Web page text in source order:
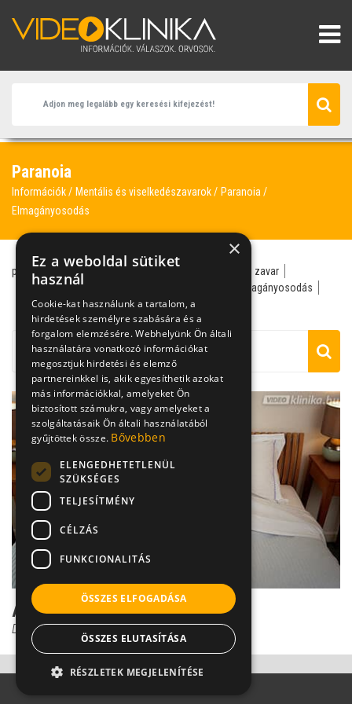
Paranoia
Információk Mentális és viselkedészavarok
Paranoia
Elmagányosodás
paranoia pszichiáter
téveszmés zavar
téveszme
téveszmék
elmagányosodás
frusztráció
A téveszmék magányos rabjai
Dr. Ormay István
×
Ez a weboldal sütiket
használ
Cookie-kat használunk a tartalom, a
hirdetések személyre szabására és a
forgalom elemzésére. Webhelyünk Ön általi
használatára vonatkozó információkat
megosztjuk hirdetési és elemző
partnereinkkel is, akik egyesíthetik azokat
más információkkal, amelyeket Ön
biztosított számukra, vagy amelyeket a
szolgáltatásaik Ön általi használatából
gyűjtöttek össze. Bővebben
ELENGEDHETETLENÜL
SZÜKSÉGES
TELJESÍTMÉNY
CÉLZÁS
FUNKCIONALITÁS
ÖSSZES ELFOGADÁSA
ÖSSZES ELUTASÍTÁSA
RÉSZLETEK MEGJELENÍTÉSE